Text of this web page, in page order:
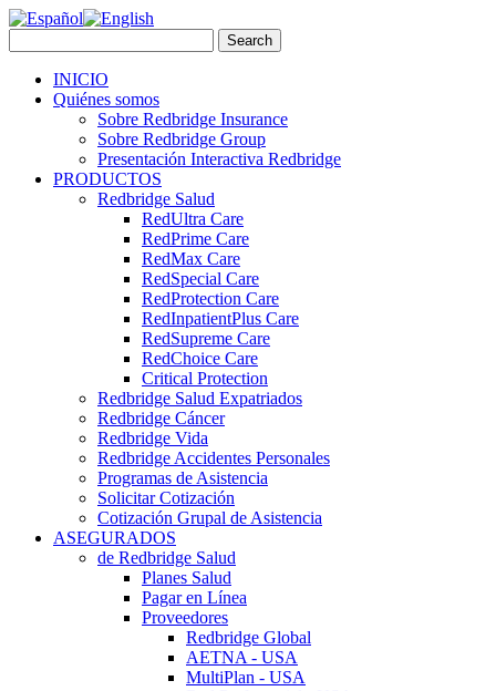
INICIO
Quiénes somos
Sobre Redbridge Insurance
Sobre Redbridge Group
Presentación Interactiva Redbridge
PRODUCTOS
Redbridge Salud
RedUltra Care
RedPrime Care
RedMax Care
RedSpecial Care
RedProtection Care
RedInpatientPlus Care
RedSupreme Care
RedChoice Care
Critical Protection
Redbridge Salud Expatriados
Redbridge Cáncer
Redbridge Vida
Redbridge Accidentes Personales
Programas de Asistencia
Solicitar Cotización
Cotización Grupal de Asistencia
ASEGURADOS
de Redbridge Salud
Planes Salud
Pagar en Línea
Proveedores
Redbridge Global
AETNA - USA
MultiPlan - USA